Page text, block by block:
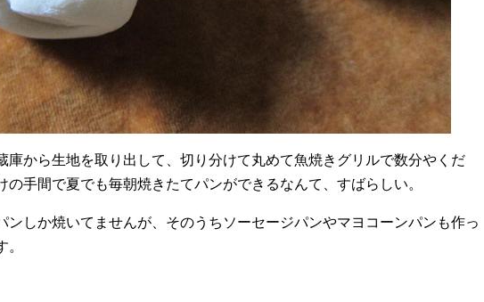
庫から生地を取り出して、切り分けて丸めて魚焼きグリルで数分やくだ
の手間で夏でも毎朝焼きたてパンができるなんて、すばらしい。
ンしか焼いてませんが、そのうちソーセージパンやマヨコーンパンも作っ